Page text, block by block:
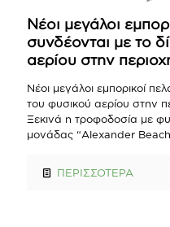
Νέοι μεγάλοι
συνδέονται με το
αερίου στην
Νέοι μεγάλοι εμπορικοί
του φυσικού αερίου στην
Ξεκινά η τροφοδοσία με
μονάδας “Alexander Beach
ΠΕΡΙΣΣΟΤΕΡΑ